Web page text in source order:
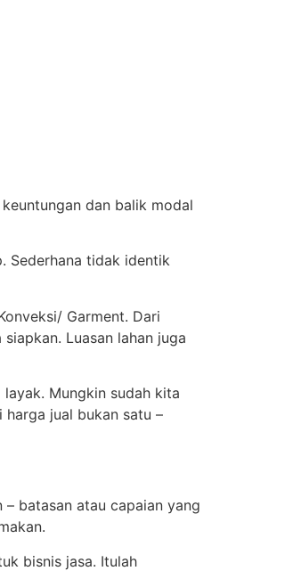
dan balik modal
Sederhana tidak identik
Garment. Dari
Luasan lahan juga
Mungkin sudah kita
jual bukan satu –
batasan atau capaian yang
bisnis jasa. Itulah